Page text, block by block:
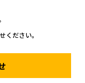
ください。